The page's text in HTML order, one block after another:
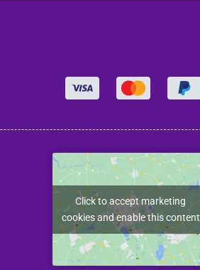
Click to accept marketing
cookies and enable this content